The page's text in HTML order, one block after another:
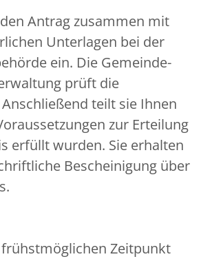
den Antrag zusammen mit
Unterlagen bei der
ein. Die Gemeinde-
prüft die
teilt sie Ihnen
zur Erteilung
erfüllt wurden. Sie erhalten
Bescheinigung über
Zeitpunkt